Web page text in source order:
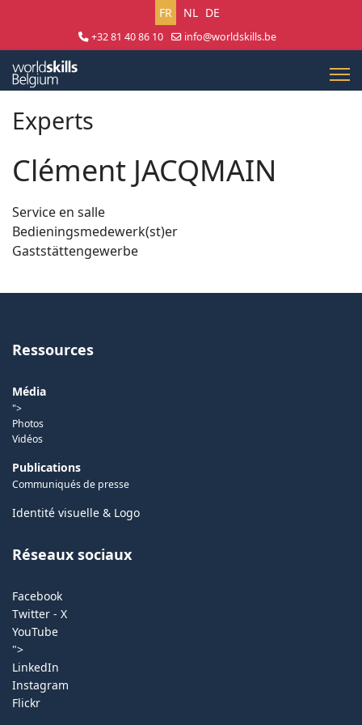
Sélectionnez votre langue
FR NL DE
+32 81 40 86 10
info@worldskills.be
Experts
Clément JACQMAIN
Service en salle
Bedieningsmedewerk(st)er
Gaststättengewerbe
Ressources
Média
">
Photos
Vidéos
Publications
Communiqués de presse
Identité visuelle & Logo
Réseaux sociaux
Facebook
Twitter - X
YouTube
">
LinkedIn
Instagram
Flickr